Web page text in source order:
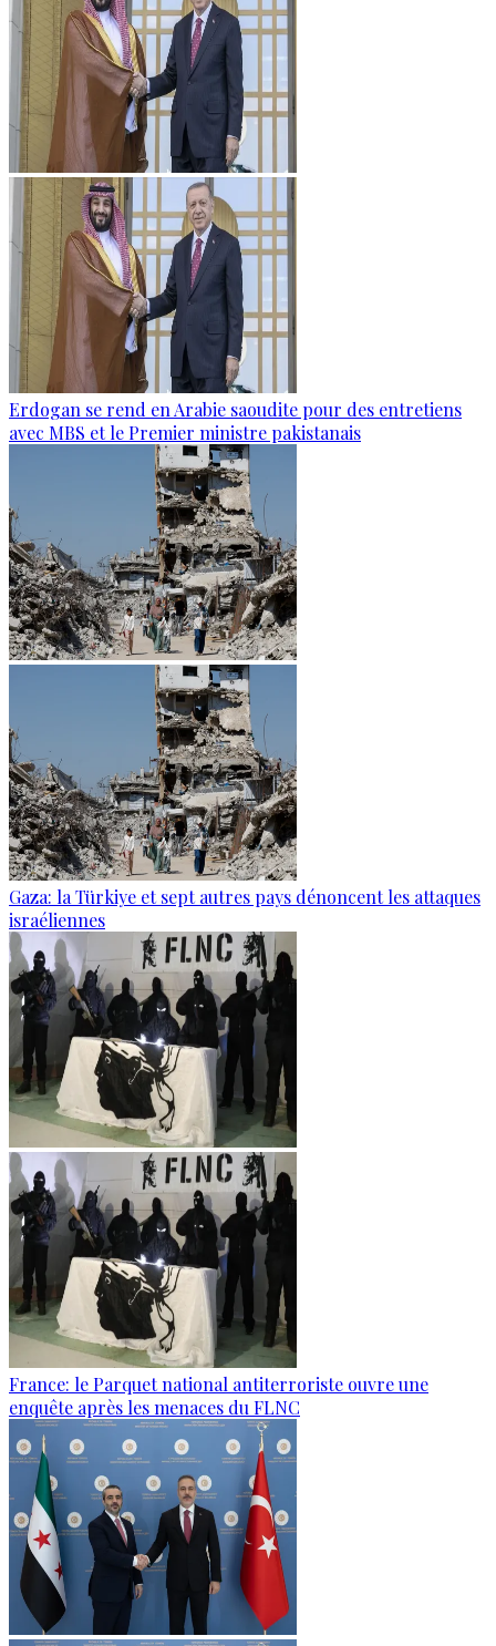
Erdogan se rend en Arabie saoudite pour des entretiens
avec MBS et le Premier ministre pakistanais
Gaza: la Türkiye et sept autres pays dénoncent les attaques
israéliennes
France: le Parquet national antiterroriste ouvre une
enquête après les menaces du FLNC